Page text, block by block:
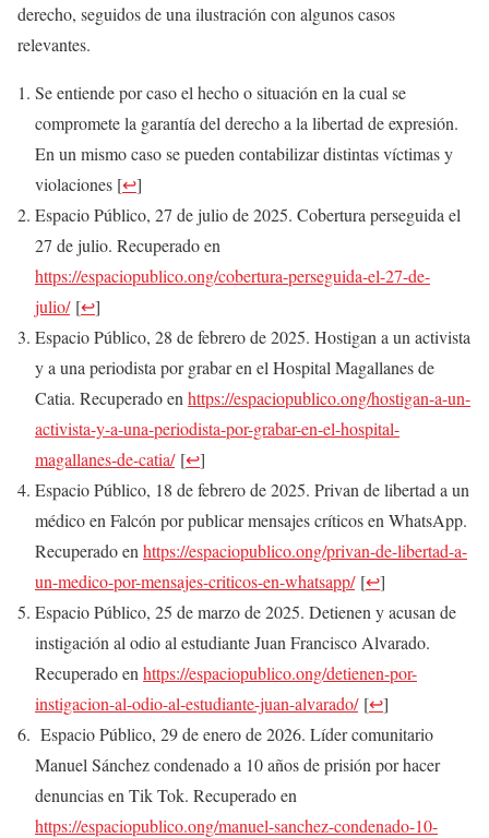
derecho, seguidos de una ilustración con algunos casos
relevantes.
Se entiende por caso el hecho o situación en la cual se
compromete la garantía del derecho a la libertad de expresión.
En un mismo caso se pueden contabilizar distintas víctimas y
violaciones [↩]
Espacio Público, 27 de julio de 2025. Cobertura perseguida el
27 de julio. Recuperado en
https://espaciopublico.ong/cobertura-perseguida-el-27-de-
julio/ [↩]
Espacio Público, 28 de febrero de 2025. Hostigan a un activista
y a una periodista por grabar en el Hospital Magallanes de
Catia. Recuperado en https://espaciopublico.ong/hostigan-a-un-
activista-y-a-una-periodista-por-grabar-en-el-hospital-
magallanes-de-catia/ [↩]
Espacio Público, 18 de febrero de 2025. Privan de libertad a un
médico en Falcón por publicar mensajes críticos en WhatsApp.
Recuperado en https://espaciopublico.ong/privan-de-libertad-a-
un-medico-por-mensajes-criticos-en-whatsapp/ [↩]
Espacio Público, 25 de marzo de 2025. Detienen y acusan de
instigación al odio al estudiante Juan Francisco Alvarado.
Recuperado en https://espaciopublico.ong/detienen-por-
instigacion-al-odio-al-estudiante-juan-alvarado/ [↩]
Espacio Público, 29 de enero de 2026. Líder comunitario
Manuel Sánchez condenado a 10 años de prisión por hacer
denuncias en Tik Tok. Recuperado en
https://espaciopublico.ong/manuel-sanchez-condenado-10-